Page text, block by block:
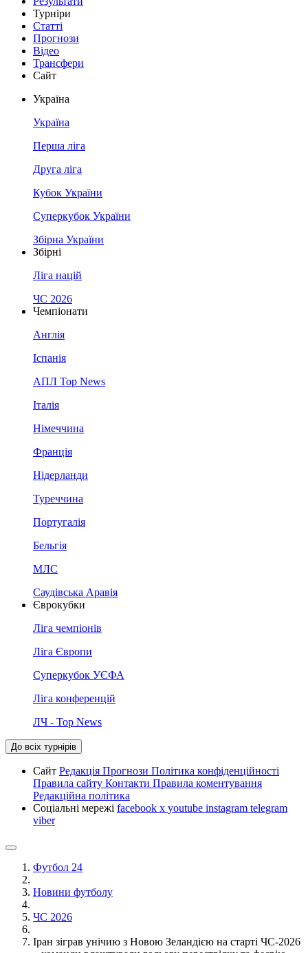
Турніри
Статті
Прогнози
Відео
Трансфери
Сайт
Україна
Україна
Перша ліга
Друга ліга
Кубок України
Суперкубок України
Збірна України
Збірні
Ліга націй
ЧС 2026
Чемпіонати
Англія
Іспанія
АПЛ Top News
Італія
Німеччина
Франція
Нідерланди
Туреччина
Португалія
Бельгія
МЛС
Саудівська Аравія
Єврокубки
Ліга чемпіонів
Ліга Європи
Суперкубок УЄФА
Ліга конференцій
ЛЧ - Top News
До всіх турнірів
Сайт Редакція Прогнози Політика конфіденційності
Правила сайту Контакти Правила коментування
Редакційна політика
Соціальні мережі facebook x youtube instagram telegram
viber
Футбол 24
Новини футболу
ЧС 2026
Іран зіграв унічию з Новою Зеландією на старті ЧС-2026